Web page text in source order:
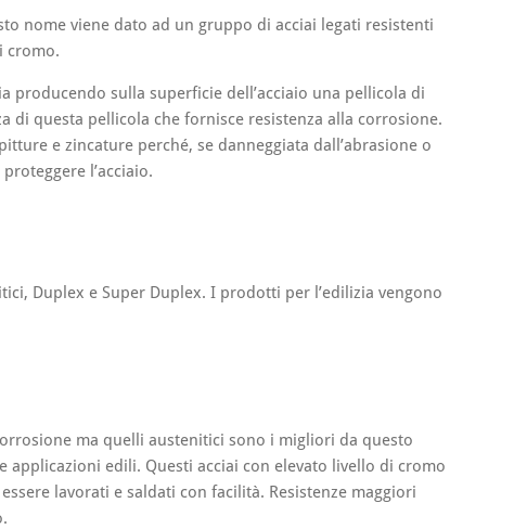
nome viene dato ad un gruppo di acciai legati resistenti
cromo.
producendo sulla superficie dell’acciaio una pellicola di
di questa pellicola che fornisce resistenza alla corrosione.
e zincature perché, se danneggiata dall’abrasione o
l’acciaio.
Duplex e Super Duplex. I prodotti per l’edilizia vengono
ma quelli austenitici sono i migliori da questo
edili. Questi acciai con elevato livello di cromo
lavorati e saldati con facilità. Resistenze maggiori